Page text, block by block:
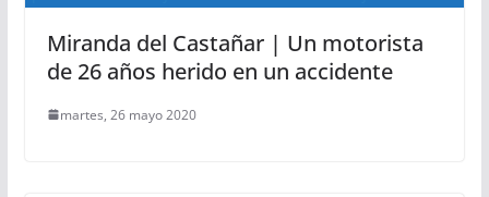
Miranda del Castañar | Un motorista
de 26 años herido en un accidente
martes, 26 mayo 2020